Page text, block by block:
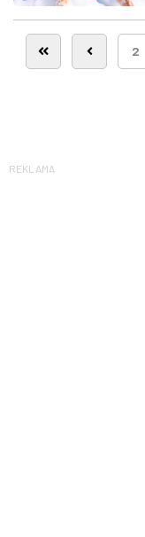
2
REKLAMA